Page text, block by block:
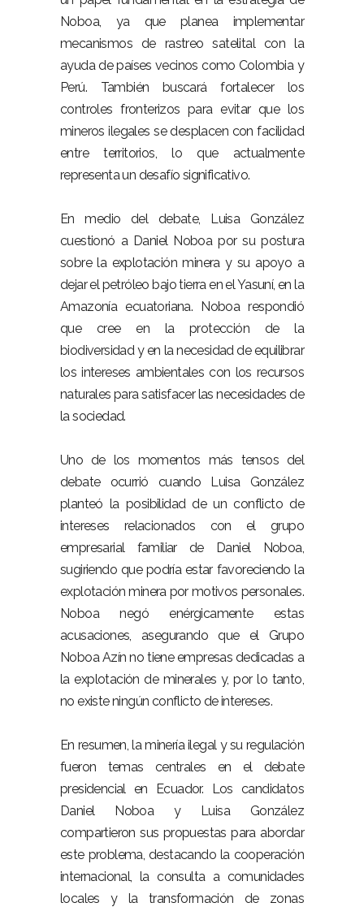
Noboa, ya que planea implementar
mecanismos de rastreo satelital con la
ayuda de países vecinos como Colombia y
Perú. También buscará fortalecer los
controles fronterizos para evitar que los
mineros ilegales se desplacen con facilidad
entre territorios, lo que actualmente
representa un desafío significativo.
En medio del debate, Luisa González
cuestionó a Daniel Noboa por su postura
sobre la explotación minera y su apoyo a
dejar el petróleo bajo tierra en el Yasuní, en la
Amazonía ecuatoriana. Noboa respondió
que cree en la protección de la
biodiversidad y en la necesidad de equilibrar
los intereses ambientales con los recursos
naturales para satisfacer las necesidades de
la sociedad.
Uno de los momentos más tensos del
debate ocurrió cuando Luisa González
planteó la posibilidad de un conflicto de
intereses relacionados con el grupo
empresarial familiar de Daniel Noboa,
sugiriendo que podría estar favoreciendo la
explotación minera por motivos personales.
Noboa negó enérgicamente estas
acusaciones, asegurando que el Grupo
Noboa Azín no tiene empresas dedicadas a
la explotación de minerales y, por lo tanto,
no existe ningún conflicto de intereses.
En resumen, la minería ilegal y su regulación
fueron temas centrales en el debate
presidencial en Ecuador. Los candidatos
Daniel Noboa y Luisa González
compartieron sus propuestas para abordar
este problema, destacando la cooperación
internacional, la consulta a comunidades
locales y la transformación de zonas